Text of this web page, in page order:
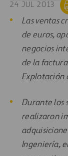
24 JUL 2013
Las ventas
de euros,
negocios
de la
Explotación
Durante los
realizaron
Ingeniería,